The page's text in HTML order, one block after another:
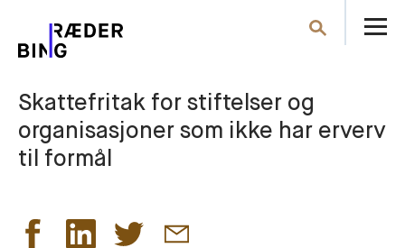
Søk
Skattefritak for stiftelser og
organisasjoner som ikke har erverv
til formål